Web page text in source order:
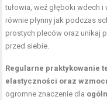
tułowia, weź głęboki wdech
równie płynny jak podczas
prostych pleców oraz unikaj
przed siebie.
Regularne praktykowanie
elastyczności oraz
ogromne znaczenie dla